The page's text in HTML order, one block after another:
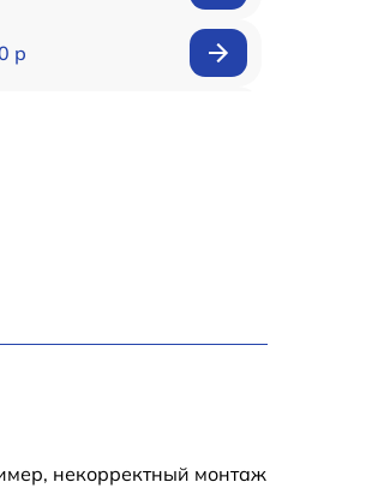
р
некорректный монтаж